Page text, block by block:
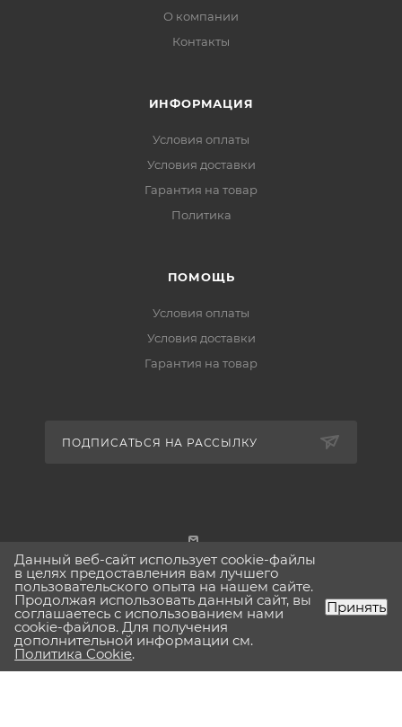
О компании
Контакты
ИНФОРМАЦИЯ
Условия оплаты
Условия доставки
Гарантия на товар
Политика
ПОМОЩЬ
Условия оплаты
Условия доставки
Гарантия на товар
ПОДПИСАТЬСЯ НА РАССЫЛКУ
г. Москва
2026 © Lavinia-boho.ru Вся представленная на сайте
информация, касающаяся технических характеристик,
Данный веб-сайт использует cookie-файлы
в целях предоставления вам лучшего
пользовательского опыта на нашем сайте.
Продолжая использовать данный сайт, вы
соглашаетесь с использованием нами
cookie-файлов. Для получения
дополнительной информации см.
Политика Cookie.
Принять